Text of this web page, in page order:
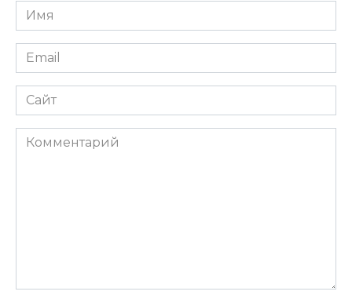
Имя
*
Email
*
Сайт
Комментарий